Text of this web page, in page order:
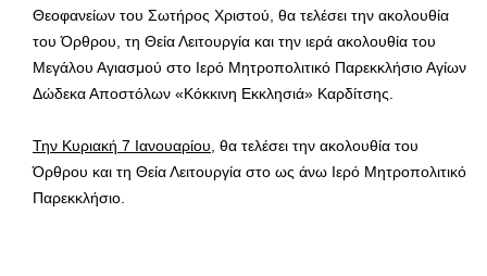
Θεοφανείων του Σωτήρος Χριστού, θα τελέσει την ακολουθία
του Όρθρου, τη Θεία Λειτουργία και την ιερά ακολουθία του
Μεγάλου Αγιασμού στο Ιερό Μητροπολιτικό Παρεκκλήσιο Αγίων
Δώδεκα Αποστόλων «Κόκκινη Εκκλησιά» Καρδίτσης.
Την Κυριακή 7 Ιανουαρίου, θα τελέσει την ακολουθία του
Όρθρου και τη Θεία Λειτουργία στο ως άνω Ιερό Μητροπολιτικό
Παρεκκλήσιο.